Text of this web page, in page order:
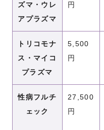
ズマ・ウレ
アプラズマ
円
トリコモナ
ス・マイコ
プラズマ
5,500
円
性病フルチ
ェック
27,500
円